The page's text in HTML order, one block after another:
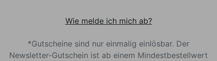
Wie melde ich mich ab?
*Gutscheine sind nur einmalig einlösbar. Der
Newsletter-Gutschein ist ab einem Mindestbestellwert